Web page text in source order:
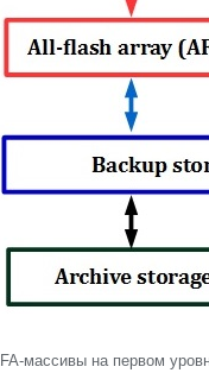
-массивы на первом